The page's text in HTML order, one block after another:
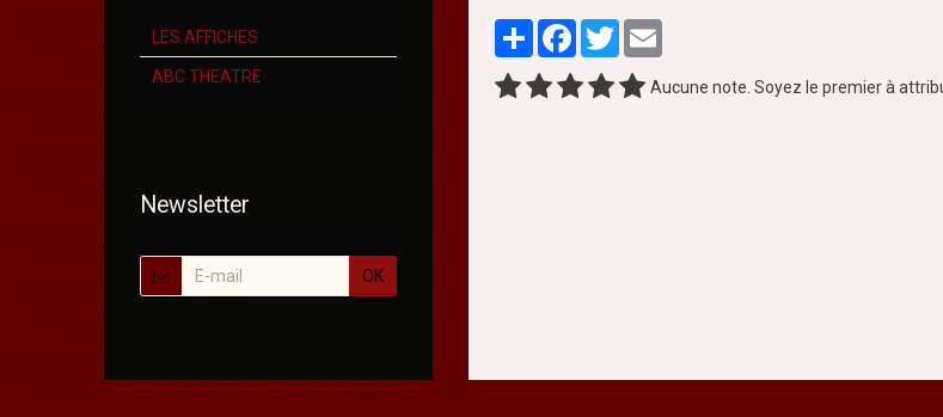
PartagerFacebook
Twitter
Aucune note. Soyez le premier à
LES AFFICHES
ABC THEATRE
Newsletter
OK